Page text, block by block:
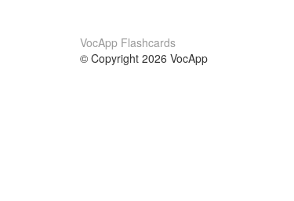
VocApp Flashcards
© Copyright 2026 VocApp